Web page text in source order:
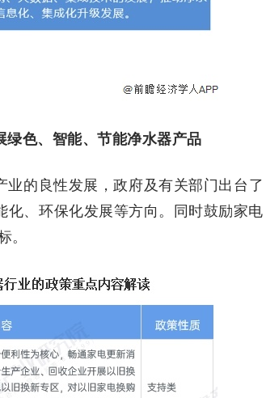
色、智能、节能净水器产品
的良性发展，政府及有关部门出台了
、环保化发展等方向。同时鼓励家电